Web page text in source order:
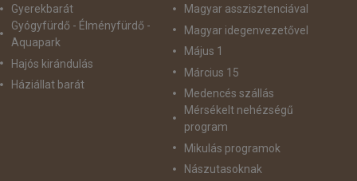
Gyerekbarát
Gyógyfürdő - Élményfürdő -
Aquapark
Hajós kirándulás
Háziállat barát
Magyar asszisztenciával
Magyar idegenvezetővel
Május 1
Március 15
Medencés szállás
Mérsékelt nehézségű
program
Mikulás programok
Nászutasoknak